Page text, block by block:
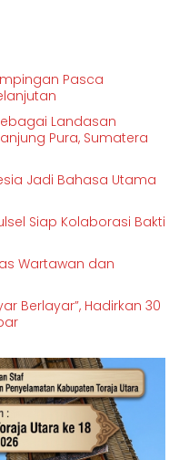
Pasca
Landasan
Pura, Sumatera
Jadi Bahasa Utama
Siap Kolaborasi Bakti
Wartawan dan
Berlayar”, Hadirkan 30